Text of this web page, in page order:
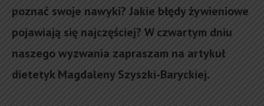
poznać swoje nawyki? Jakie błędy żywieniowe
pojawiają się najczęściej? W czwartym dniu
naszego wyzwania zapraszam na artykuł
dietetyk Magdaleny Szyszki-Baryckiej.